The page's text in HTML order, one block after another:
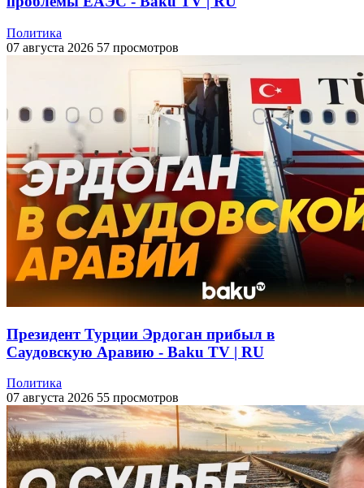
Политика
07 августа 2026 57 просмотров
Президент Турции Эрдоган прибыл в
Саудовскую Аравию - Baku TV | RU
Политика
07 августа 2026 55 просмотров